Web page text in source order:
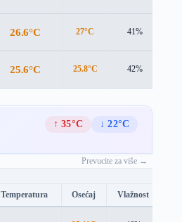
26.6°C 27°C 41%
25.6°C 25.8°C 42%
↑ 35°C
↓ 22°C
Prevucite za više →
Temperatura Osećaj Vlažnost